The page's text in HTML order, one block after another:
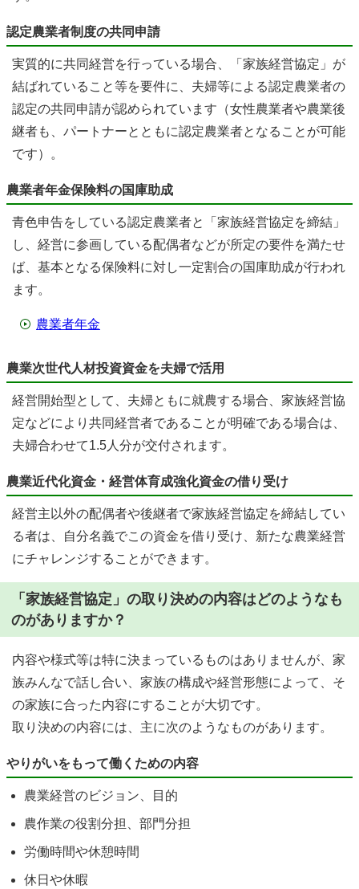
認定農業者制度の共同申請
実質的に共同経営を行っている場合、「家族経営協定」が
結ばれていること等を要件に、夫婦等による認定農業者の
認定の共同申請が認められています（女性農業者や農業後
継者も、パートナーとともに認定農業者となることが可能
です）。
農業者年金保険料の国庫助成
青色申告をしている認定農業者と「家族経営協定を締結」
し、経営に参画している配偶者などが所定の要件を満たせ
ば、基本となる保険料に対し一定割合の国庫助成が行われ
ます。
農業者年金
農業次世代人材投資資金を夫婦で活用
経営開始型として、夫婦ともに就農する場合、家族経営協
定などにより共同経営者であることが明確である場合は、
夫婦合わせて1.5人分が交付されます。
農業近代化資金・経営体育成強化資金の借り受け
経営主以外の配偶者や後継者で家族経営協定を締結してい
る者は、自分名義でこの資金を借り受け、新たな農業経営
にチャレンジすることができます。
「家族経営協定」の取り決めの内容はどのようなも
のがありますか？
内容や様式等は特に決まっているものはありませんが、家
族みんなで話し合い、家族の構成や経営形態によって、そ
の家族に合った内容にすることが大切です。
取り決めの内容には、主に次のようなものがあります。
やりがいをもって働くための内容
農業経営のビジョン、目的
農作業の役割分担、部門分担
労働時間や休憩時間
休日や休暇